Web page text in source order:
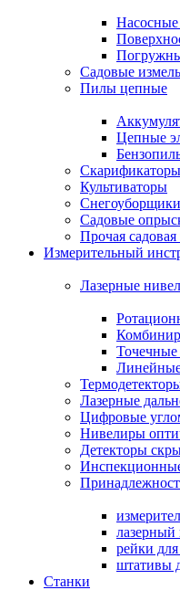
Садовые
Пилы цепные
Цепные
Культиваторы
Снегоуборщики
Садовые
Прочая садовая
Измерительный
Лазерные
Лазерные
Цифровые
Нивелиры
Детекторы
лазерный
рейки
штативы
Станки